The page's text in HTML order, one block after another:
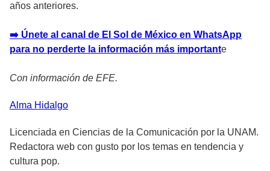
años anteriores.
➡️ Únete al canal de El Sol de México en WhatsApp
para no perderte la información más importante
Con información de EFE.
Alma Hidalgo
Licenciada en Ciencias de la Comunicación por la UNAM.
Redactora web con gusto por los temas en tendencia y
cultura pop.